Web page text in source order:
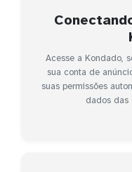
Acesse a Kondado,
sua conta de
suas permissões
dados das